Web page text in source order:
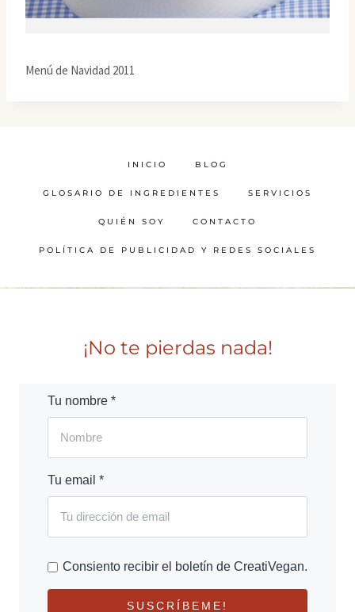
Menú de Navidad 2011
INICIO BLOG
GLOSARIO DE INGREDIENTES SERVICIOS
QUIÉN SOY CONTACTO
POLÍTICA DE PUBLICIDAD Y REDES SOCIALES
¡No te pierdas nada!
Tu nombre *
Tu email *
Consiento recibir el boletín de CreatiVegan.
SUSCRÍBEME!